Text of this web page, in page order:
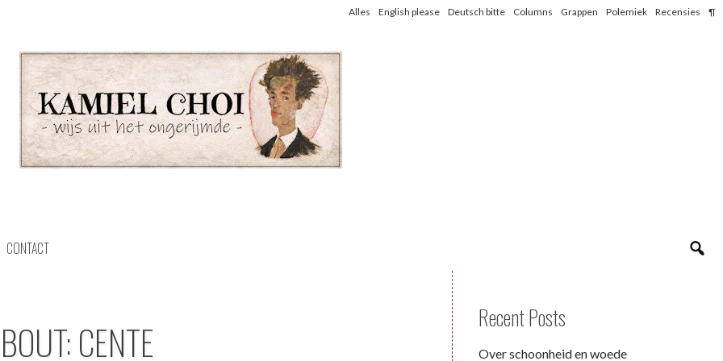
Alles English please Deutsch bitte Columns Grappen Polemiek Recensies ¶
CONTACT
CENTE Recent Posts
Over schoonheid en woede